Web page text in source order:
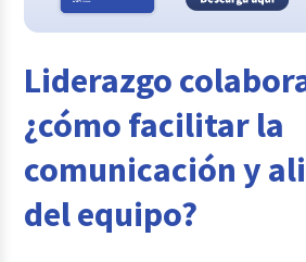
Liderazgo
¿cómo facilitar la
comunicación y
del equipo?